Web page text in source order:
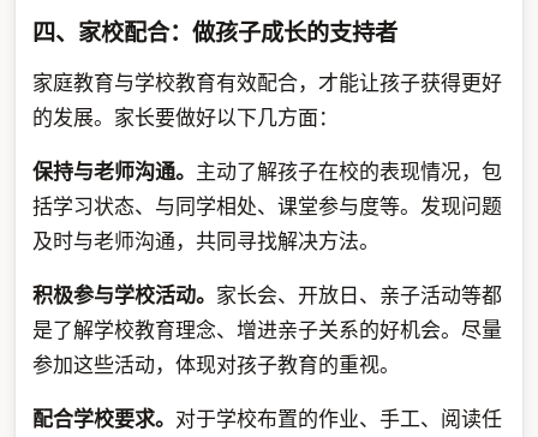
四、家校配合：做孩子成长的支持者
家庭教育与学校教育有效配合，才能让孩子获得更好
的发展。家长要做好以下几方面：
保持与老师沟通。 主动了解孩子在校的表现情况，包
括学习状态、与同学相处、课堂参与度等。发现问题
及时与老师沟通，共同寻找解决方法。
积极参与学校活动。 家长会、开放日、亲子活动等都
是了解学校教育理念、增进亲子关系的好机会。尽量
参加这些活动，体现对孩子教育的重视。
配合学校要求。 对于学校布置的作业、手工、阅读任